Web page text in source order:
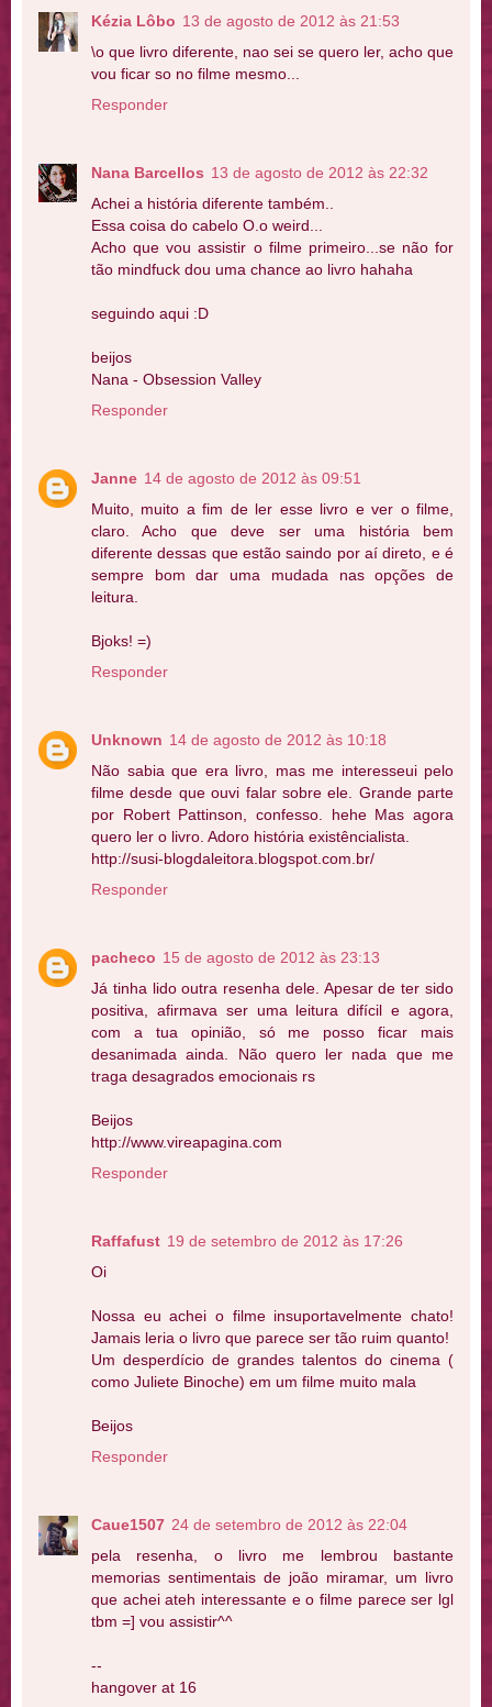
Kézia Lôbo 13 de agosto de 2012 às 21:53
\o que livro diferente, nao sei se quero ler, acho que
vou ficar so no filme mesmo...
Responder
Nana Barcellos 13 de agosto de 2012 às 22:32
Achei a história diferente também..
Essa coisa do cabelo O.o weird...
Acho que vou assistir o filme primeiro...se não for
tão mindfuck dou uma chance ao livro hahaha
seguindo aqui :D
beijos
Nana - Obsession Valley
Responder
Janne 14 de agosto de 2012 às 09:51
Muito, muito a fim de ler esse livro e ver o filme,
claro. Acho que deve ser uma história bem
diferente dessas que estão saindo por aí direto, e é
sempre bom dar uma mudada nas opções de
leitura.
Bjoks! =)
Responder
Unknown 14 de agosto de 2012 às 10:18
Não sabia que era livro, mas me interesseui pelo
filme desde que ouvi falar sobre ele. Grande parte
por Robert Pattinson, confesso. hehe Mas agora
quero ler o livro. Adoro história existêncialista.
http://susi-blogdaleitora.blogspot.com.br/
Responder
pacheco 15 de agosto de 2012 às 23:13
Já tinha lido outra resenha dele. Apesar de ter sido
positiva, afirmava ser uma leitura difícil e agora,
com a tua opinião, só me posso ficar mais
desanimada ainda. Não quero ler nada que me
traga desagrados emocionais rs
Beijos
http://www.vireapagina.com
Responder
Raffafust 19 de setembro de 2012 às 17:26
Oi
Nossa eu achei o filme insuportavelmente chato!
Jamais leria o livro que parece ser tão ruim quanto!
Um desperdício de grandes talentos do cinema (
como Juliete Binoche) em um filme muito mala
Beijos
Responder
Caue1507 24 de setembro de 2012 às 22:04
pela resenha, o livro me lembrou bastante
memorias sentimentais de joão miramar, um livro
que achei ateh interessante e o filme parece ser lgl
tbm =] vou assistir^^
--
hangover at 16